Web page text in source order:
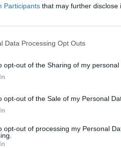
Participants that may further disclose
Data Processing Opt Outs
opt-out of the Sharing of my personal
opt-out of the Sale of my Personal
opt-out of processing my Personal
nádraží
pronájem nádražních
Karlovy Vary horní
Ten by měl zajistit v
Fantovy budovy a
V Karlových Varech a
a rekonstrukce budov
a opět jejich komerční
Rousková.